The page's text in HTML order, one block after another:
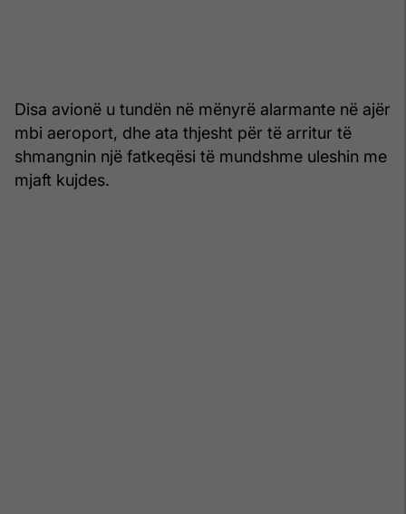
Disa avionë u tundën në mënyrë alarmante në ajër
mbi aeroport, dhe ata thjesht për të arritur të
shmangnin një fatkeqësi të mundshme uleshin me
mjaft kujdes.